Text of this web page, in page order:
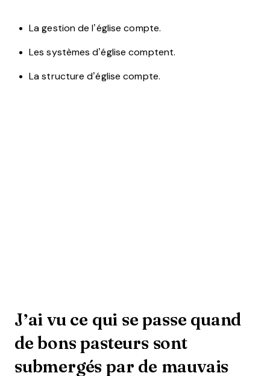
La gestion de l’église compte.
Les systèmes d’église comptent.
La structure d’église compte.
J’ai vu ce qui se passe quand
de bons pasteurs sont
submergés par de mauvais